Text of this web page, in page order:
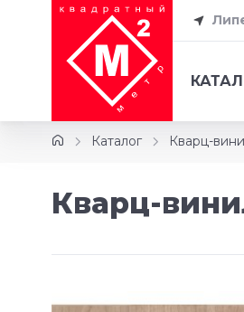
Каталог Кварц-
Кварц-